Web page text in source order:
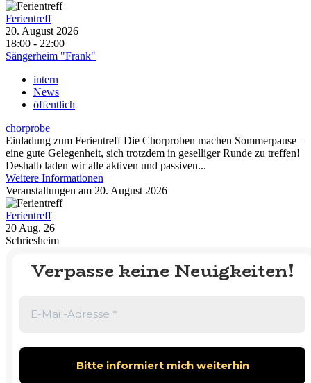
Ferientreff
20. August 2026
18:00 - 22:00
Sängerheim "Frank"
intern
News
öffentlich
chorprobe
Einladung zum Ferientreff Die Chorproben machen Sommerpause –
eine gute Gelegenheit, sich trotzdem in geselliger Runde zu treffen!
Deshalb laden wir alle aktiven und passiven...
Weitere Informationen
Veranstaltungen am 20. August 2026
Ferientreff
20 Aug. 26
Schriesheim
Verpasse keine Neuigkeiten!